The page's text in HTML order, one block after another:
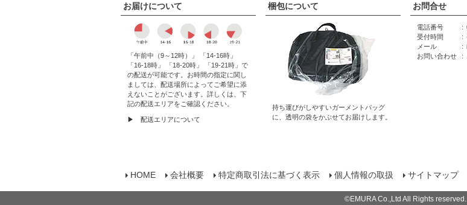
お届けについて
「午前中（9～12時）」 「14-16時」
「16-18時」 「18-20時」 「19-21時」で
の配送が可能です。お時間の指定に関し
ましては、配送場所によってご希望に添
えないことがございます。詳しくは、下
記の配送エリアをご確認ください。
▶ 配送エリアについて
梱包について
持ち運びがしやすいガーメントバッグ
に、透明の袋をかぶせてお届けします。
お問合せ
電話番号
受付時間
メール
お問い合わせ
HOME 会社概要 特定商取引法に基づく表示 個人情報の取扱 サイトマップ
©EMURA Co.,Ltd All Rights reserved.